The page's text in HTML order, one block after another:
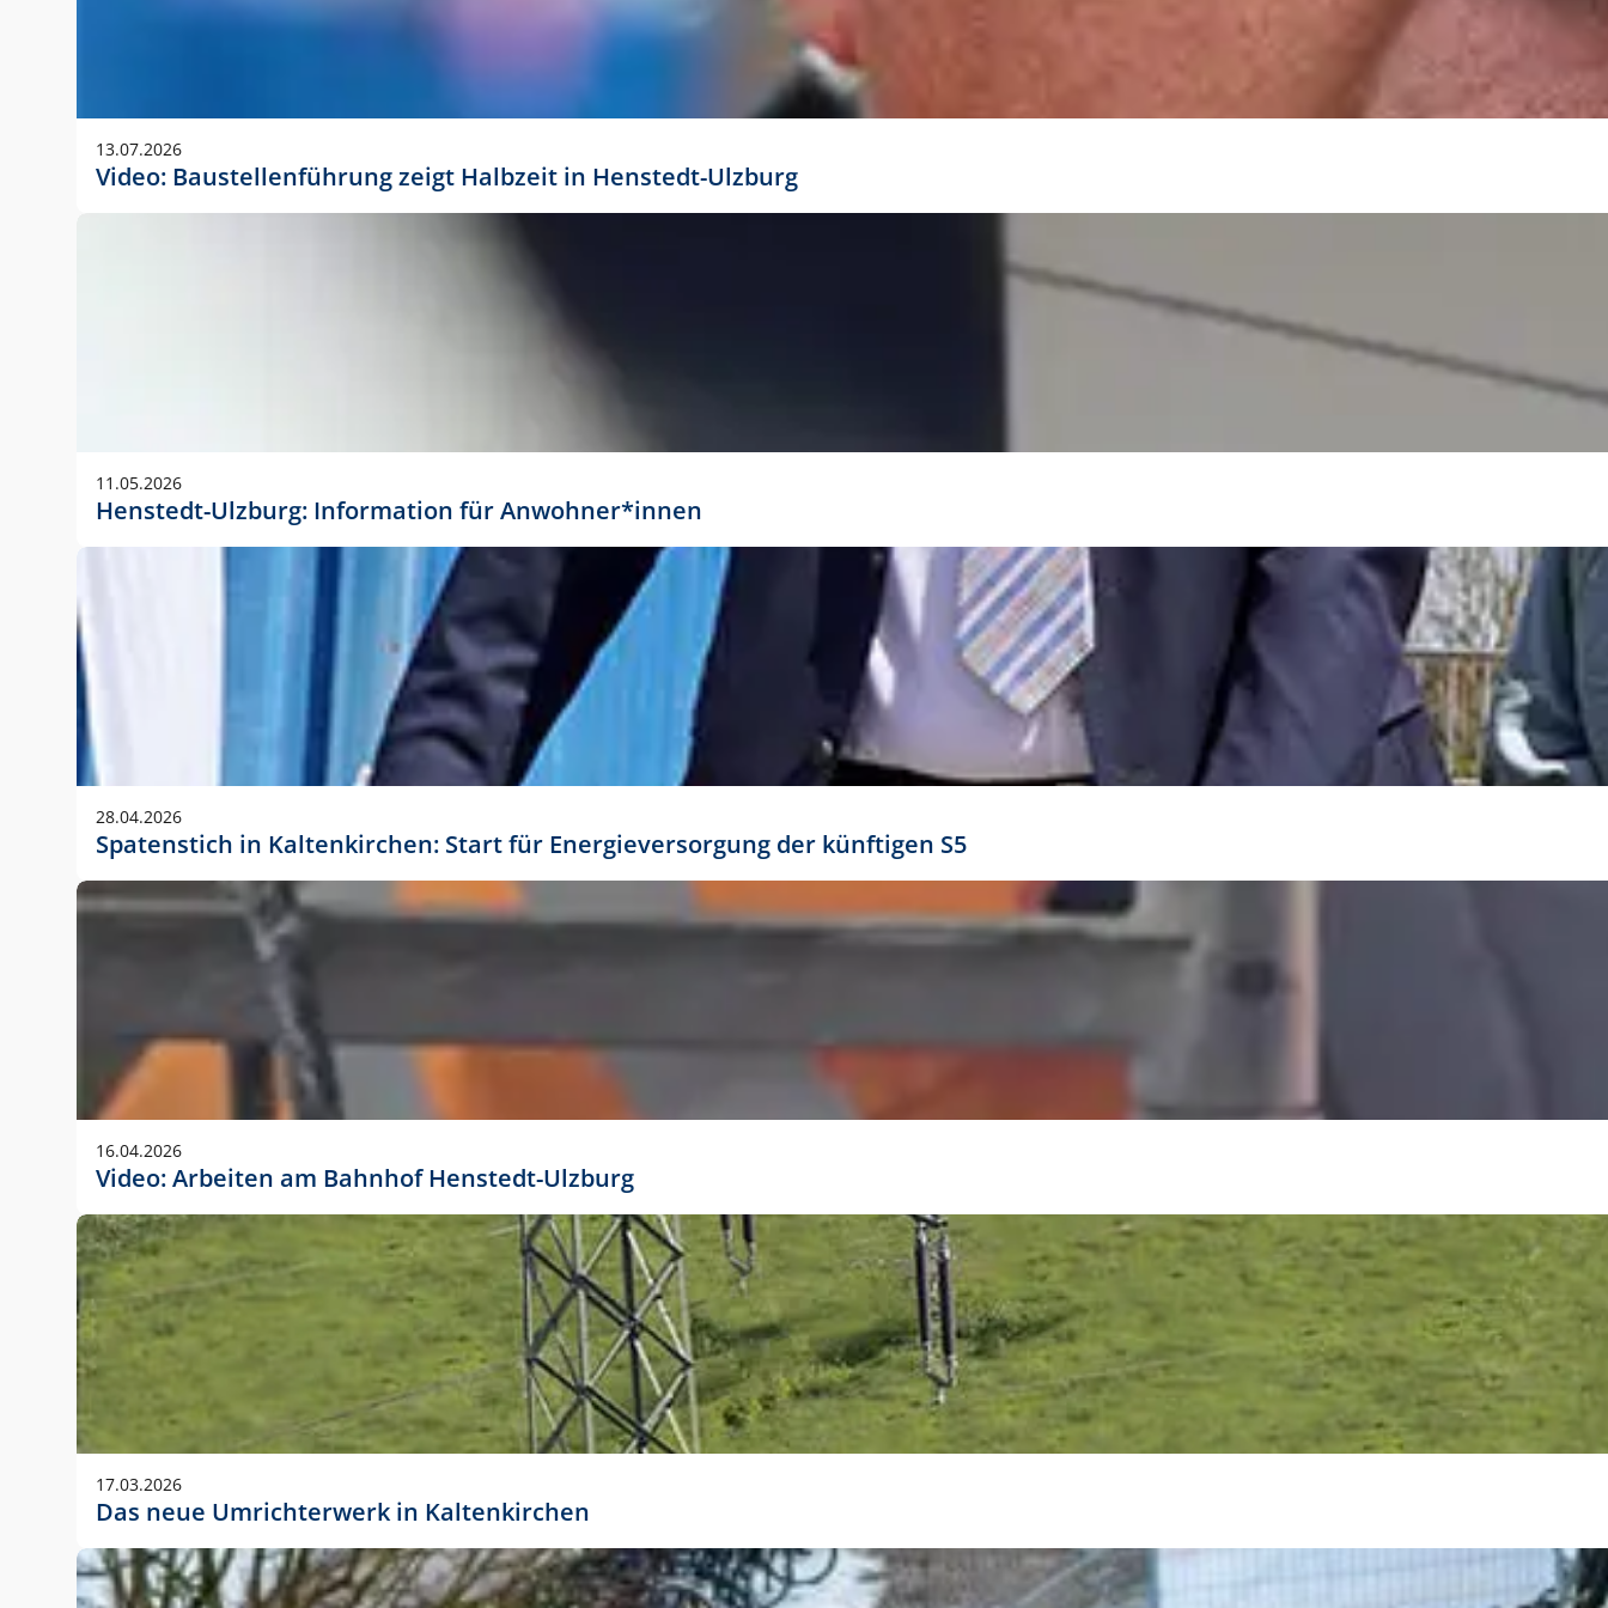
Anwendungsgröße im Layout:
Die Logohöhe beträgt 4 – 10 % der jeweiligen Formathöhe. Daraus ergeben sich für gängige Formate
folgende fest definierte Anwendungsgrößen im Layout:
DIN A3 – 15 mm hoch (5 %)
DIN A1 – 39 mm hoch (5 %)
DIN lang – 10 mm hoch (5 %)
1080 x 1080 px – 78 px hoch (7 %)
In Ausnahmefällen darf das Logo jedoch auch größer oder kleiner gesetzt werden. Dazu bedarf es jedoch
stets der vorherigen Absprache mit der Marketingabteilung.
13.07.2026
Video: Baustellenführung zeigt Halbzeit in Henstedt-Ulzburg
11.05.2026
Henstedt-Ulzburg: Information für Anwohner*innen
28.04.2026
Spatenstich in Kaltenkirchen: Start für Energieversorgung der künftigen S5
16.04.2026
Video: Arbeiten am Bahnhof Henstedt-Ulzburg
17.03.2026
Das neue Umrichterwerk in Kaltenkirchen